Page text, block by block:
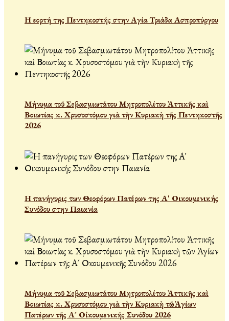
Η εορτή της Πεντηκοστής στην Αγία Τριάδα Ασπροπύργου
Μήνυμα τοῦ Σεβασμιωτάτου Μητροπολίτου Ἀττικῆς καὶ
Βοιωτίας κ. Χρυσοστόμου γιὰ τὴν Κυριακὴ τῆς Πεντηκοστῆς
2026
Η πανήγυρις των Θεοφόρων Πατέρων της Α' Οικουμενικής
Συνόδου στην Παιανία
Μήνυμα τοῦ Σεβασμιωτάτου Μητροπολίτου Ἀττικῆς καὶ
Βοιωτίας κ. Χρυσοστόμου γιὰ τὴν Κυριακὴ τῶν Ἁγίων
Πατέρων τῆς Α´ Οἰκουμενικῆς Συνόδου 2026